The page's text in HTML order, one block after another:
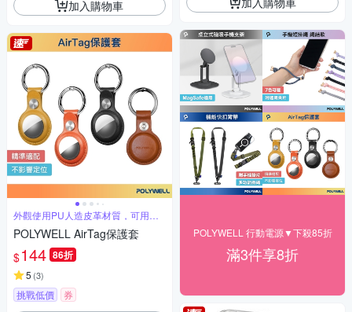
加入購物車
外觀使用PU人造皮革材質，可用水
擦拭
POLYWELL AirTag保護套
$144 86折
5 (3)
挑戰低價 券
POLYWELL 行動電源▼下殺85折
滿3件享8折